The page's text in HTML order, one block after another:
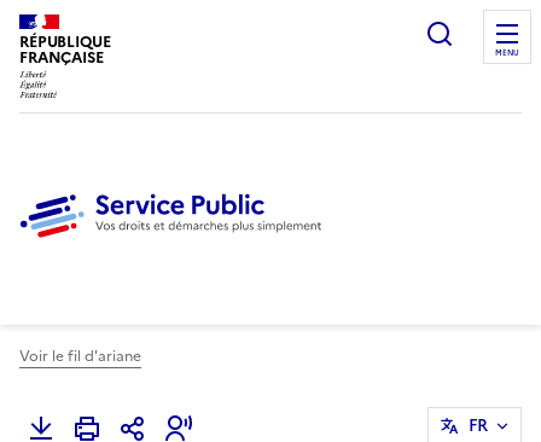
RÉPUBLIQUE
FRANÇAISE
Ouvrir
MENU
Voir le fil d'ariane
FR